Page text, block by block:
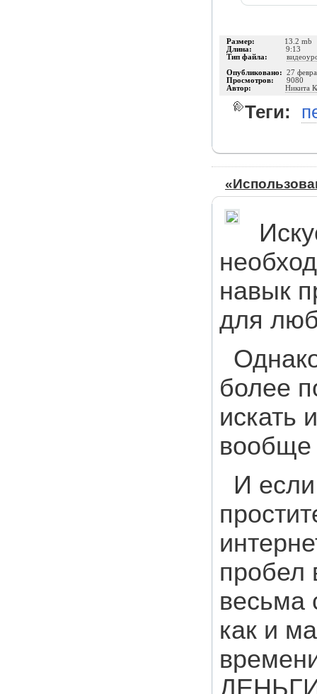
Размер: 13.2 mb
Длина: 9:13
Тип файла:
Опубликовано: 27
Просмотров: 9080
Автор: Никита
Теги:
навык
для
более
искать
вообще
И
пробел
весьма
как и